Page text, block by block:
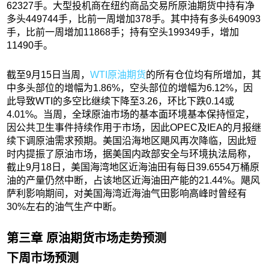
62327手。大型投机商在纽约商品交易所原油期货中持有净
多头449744手，比前一周增加378手。其中持有多头649093
手，比前一周增加11868手；持有空头199349手，增加
11490手。
截至9月15日当周，WTI原油期货的所有仓位均有所增加，其
中多头部位的增幅为1.86%，空头部位的增幅为6.12%，因
此导致WTI的多空比继续下降至3.26，环比下跌0.14或
4.01%。当周，全球原油市场的基本面环境基本保持恒定，
因公共卫生事件持续作用于市场，因此OPEC及IEA的月报继
续下调原油需求预期。美国沿海地区飓风再次降临，因此短
时内提振了原油市场，据美国内政部安全与环境执法局称，
截止9月18日，美国海湾地区近海油田有每日39.6554万桶原
油的产量仍然中断，占该地区近海油田产能的21.44%。飓风
萨利影响期间，对美国海湾近海油气田影响高峰时曾经有
30%左右的油气生产中断。
第三章 原油期货市场走势预测
下周市场预测